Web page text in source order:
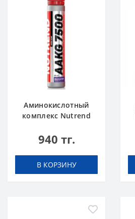
Аминокислотный
комплекс Nutrend
blackcurrant 25 ml
940 тг.
В КОРЗИНУ